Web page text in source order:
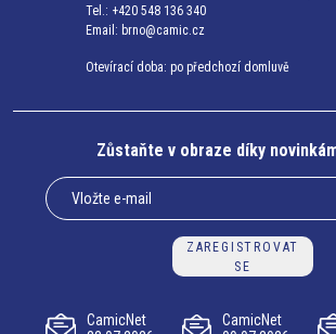
Tel.: +420 548 136 340
Email: brno@camic.cz
Otevírací doba: po předchozí domluvě
Zůstaňte v obraze díky
ZAREGISTROVAT
SE
CamicNet
CamicNet